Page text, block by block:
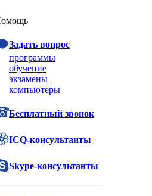
Задать вопрос
программы
обучение
экзамены
компьютеры
Бесплатный звонок
ICQ-консультанты
Skype-консультанты